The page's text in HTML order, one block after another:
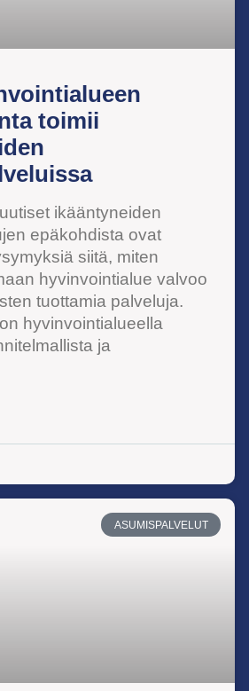
toimii
ikääntyneiden
epäkohdista ovat
siitä, miten
hyvinvointialue valvoo
tuottamia palveluja.
hyvinvointialueella
ja
ASUMISPALVELUT